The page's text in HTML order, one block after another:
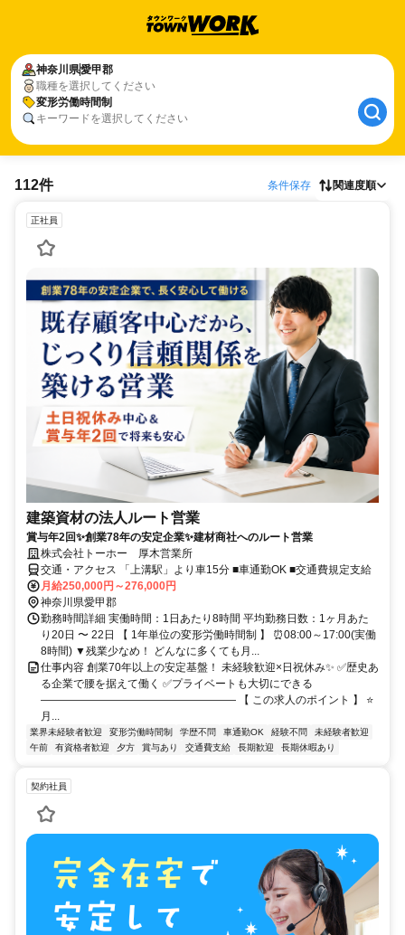
神奈川県愛甲郡
職種を選択してください
変形労働時間制
キーワードを選択してください
112件 条件保存 関連度順
正社員
建築資材の法人ルート営業
賞与年2回✨創業78年の安定企業✨建材商社へのルート営業
株式会社トーホー 厚木営業所
交通・アクセス 「上溝駅」より車15分 ■車通勤OK ■交通費規定支給
月給250,000円～276,000円
神奈川県愛甲郡
勤務時間詳細 実働時間：1日あたり8時間 平均勤務日数：1ヶ月あた
り20日 〜 22日 【 1年単位の変形労働時間制 】 ⏰08:00～17:00(実働
8時間) ▼残業少なめ！ どんなに多くても月...
仕事内容 創業70年以上の安定基盤！ 未経験歓迎×日祝休み✨ ✅歴史あ
る企業で腰を据えて働く ✅プライベートも大切にできる
―――――――――――――――――― 【 この求人のポイント 】 ⭐
月...
業界未経験者歓迎 変形労働時間制 学歴不問 車通勤OK 経験不問
未経験者歓迎
午前
有資格者歓迎 夕方 賞与あり 交通費支給 長期歓迎 長期休暇あり
契約社員